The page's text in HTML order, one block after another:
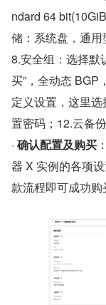
ndard 64
储：系统盘，通用
8.安全组：选择默
买”，全动态 BGP
定义设置，这里
置密码；12.云备
· 确认配置及购买
器 X 实例的各项
款流程即可成功购